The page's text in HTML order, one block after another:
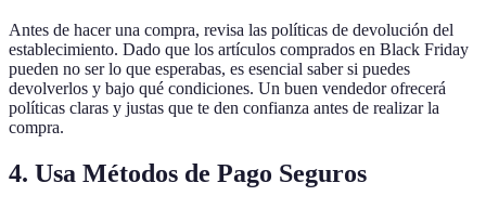
Antes de hacer una compra, revisa las políticas de devolución del
establecimiento. Dado que los artículos comprados en Black Friday
pueden no ser lo que esperabas, es esencial saber si puedes
devolverlos y bajo qué condiciones. Un buen vendedor ofrecerá
políticas claras y justas que te den confianza antes de realizar la
compra.
4. Usa Métodos de Pago Seguros